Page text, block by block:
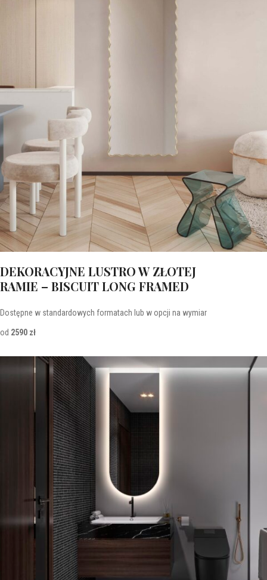
DEKORACYJNE LUSTRO W ZŁOTEJ
RAMIE – BISCUIT LONG FRAMED
Dostępne w standardowych formatach lub w opcji na wymiar
od 2590 zł